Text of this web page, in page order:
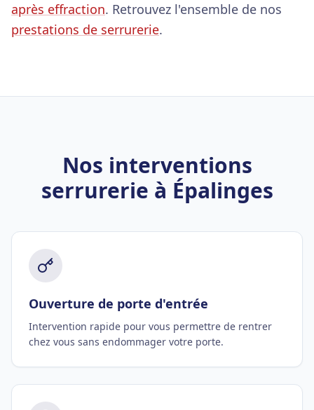
après effraction. Retrouvez l'ensemble de nos
prestations de serrurerie.
Nos interventions
serrurerie à Épalinges
Ouverture de porte d'entrée
Intervention rapide pour vous permettre de rentrer
chez vous sans endommager votre porte.